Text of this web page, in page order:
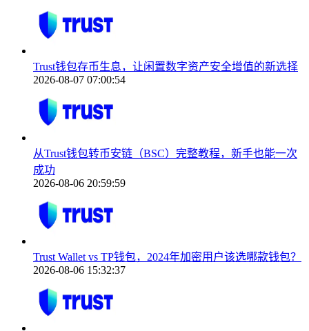
Trust钱包存币生息，让闲置数字资产安全增值的新选择
2026-08-07 07:00:54
从Trust钱包转币安链（BSC）完整教程，新手也能一次
成功
2026-08-06 20:59:59
Trust Wallet vs TP钱包，2024年加密用户该选哪款钱包？
2026-08-06 15:32:37